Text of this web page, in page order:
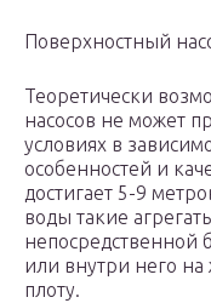
Поверхностный
Теоретически
насосов не может
условиях в
особенностей и
достигает 5-9
воды такие
непосредственной
или внутри него
плоту.